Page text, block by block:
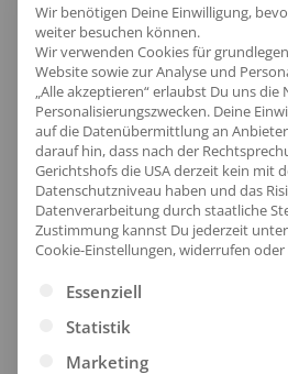
Komfortabler
Der hohe Kragen umhüllt
Wir benötigen Deine Einwilligung,
weiter besuchen können.
Wir verwenden Cookies für
Website sowie zur Analyse und
„Alle akzeptieren“ erlaubst Du uns
Personalisierungszwecken. Deine
auf die Datenübermittlung an Anbieter
darauf hin, dass nach der
Gerichtshofs die USA derzeit kein mit
Datenschutzniveau haben und das
Datenverarbeitung durch staatliche
Zustimmung kannst Du jederzeit unter
Cookie-Einstellungen, widerrufen
Es folgt eine Liste der
Essenziell
Statistik
Marketing